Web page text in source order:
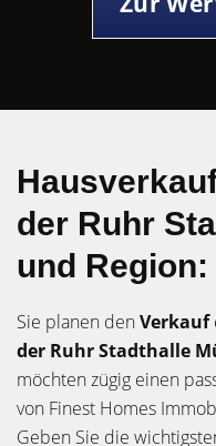
der Ruhr
und
Sie planen denVerkauf
der Ruhr Stadthalle
möchten zügig einen
von Finest Homes
Geben Sie die